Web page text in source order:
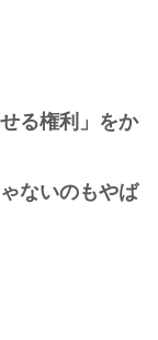
る権利」をか
ないのもやば